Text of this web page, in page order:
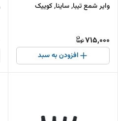
وایر شمع تیبا, ساینا, کوییک
715,000
افزودن به سبد